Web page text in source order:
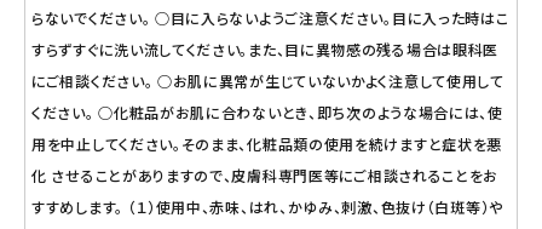
らないでください。 ○目に入らないようご注意ください。目に入った時はこ
すらずすぐに洗い流してください。また、目に異物感の残る場合は眼科医
にご相談ください。 ○お肌に異常が生じていないかよく注意して使用して
ください。 ○化粧品がお肌に合わないとき、即ち次のような場合には、使
用を中止してください。そのまま、化粧品類の使用を続けますと症状を悪
化 させることがありますので、皮膚科専門医等にご相談されることをお
すすめします。 （１）使用中、赤味、はれ、かゆみ、刺激、色抜け（白斑等）や